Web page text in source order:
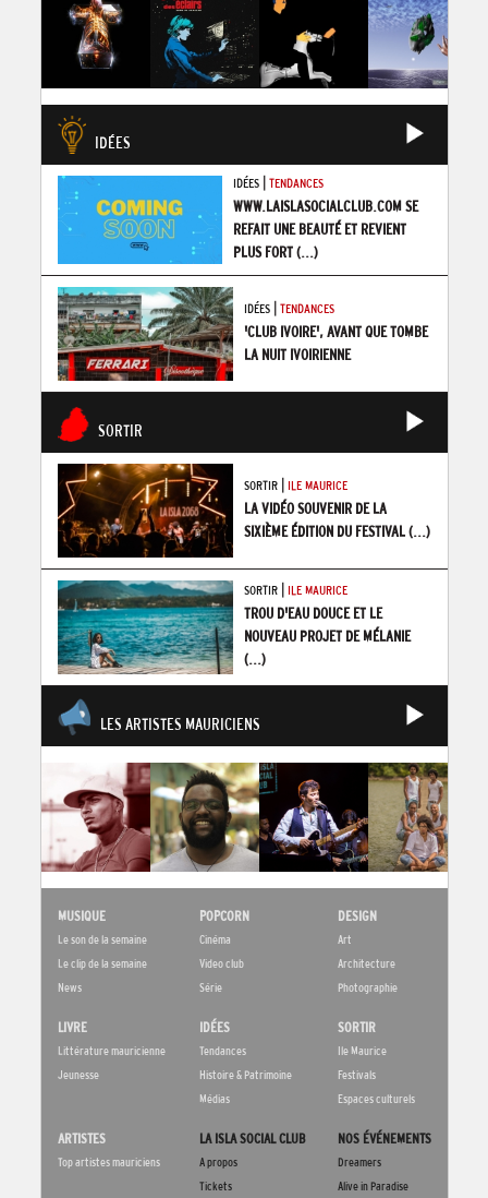
IDÉES
IDÉES| TENDANCES
WWW.LAISLASOCIALCLUB.COM SE
REFAIT UNE BEAUTÉ ET REVIENT
PLUS FORT(...)
IDÉES| TENDANCES
'CLUB IVOIRE', AVANT QUE TOMBE
LA NUIT IVOIRIENNE
SORTIR
SORTIR| ILE MAURICE
LA VIDÉO SOUVENIR DE LA
SIXIÈME ÉDITION DU FESTIVAL(...)
SORTIR| ILE MAURICE
TROU D'EAU DOUCE ET LE
NOUVEAU PROJET DE MÉLANIE
(...)
LES ARTISTES MAURICIENS
MUSIQUE
Le son de la semaine
Le clip de la semaine
News
POPCORN
Cinéma
Video club
Série
DESIGN
Art
Architecture
Photographie
LIVRE
Littérature mauricienne
Jeunesse
IDÉES
Tendances
Histoire & Patrimoine
Médias
SORTIR
Ile Maurice
Festivals
Espaces culturels
ARTISTES
Top artistes mauriciens
LA ISLA SOCIAL CLUB
A propos
Tickets
NOS ÉVÉNEMENTS
Dreamers
Alive in Paradise